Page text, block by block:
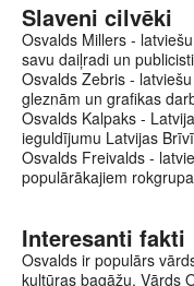
Slaveni cilvēki
Osvalds Millers -
savu daiļradi un
Osvalds Zebris -
gleznām un grafikas
Osvalds Kalpaks -
ieguldījumu Latvijas
Osvalds Freivalds -
populārākajiem
Interesanti fakti
Osvalds ir populārs
kultūras bagāžu. Vārds